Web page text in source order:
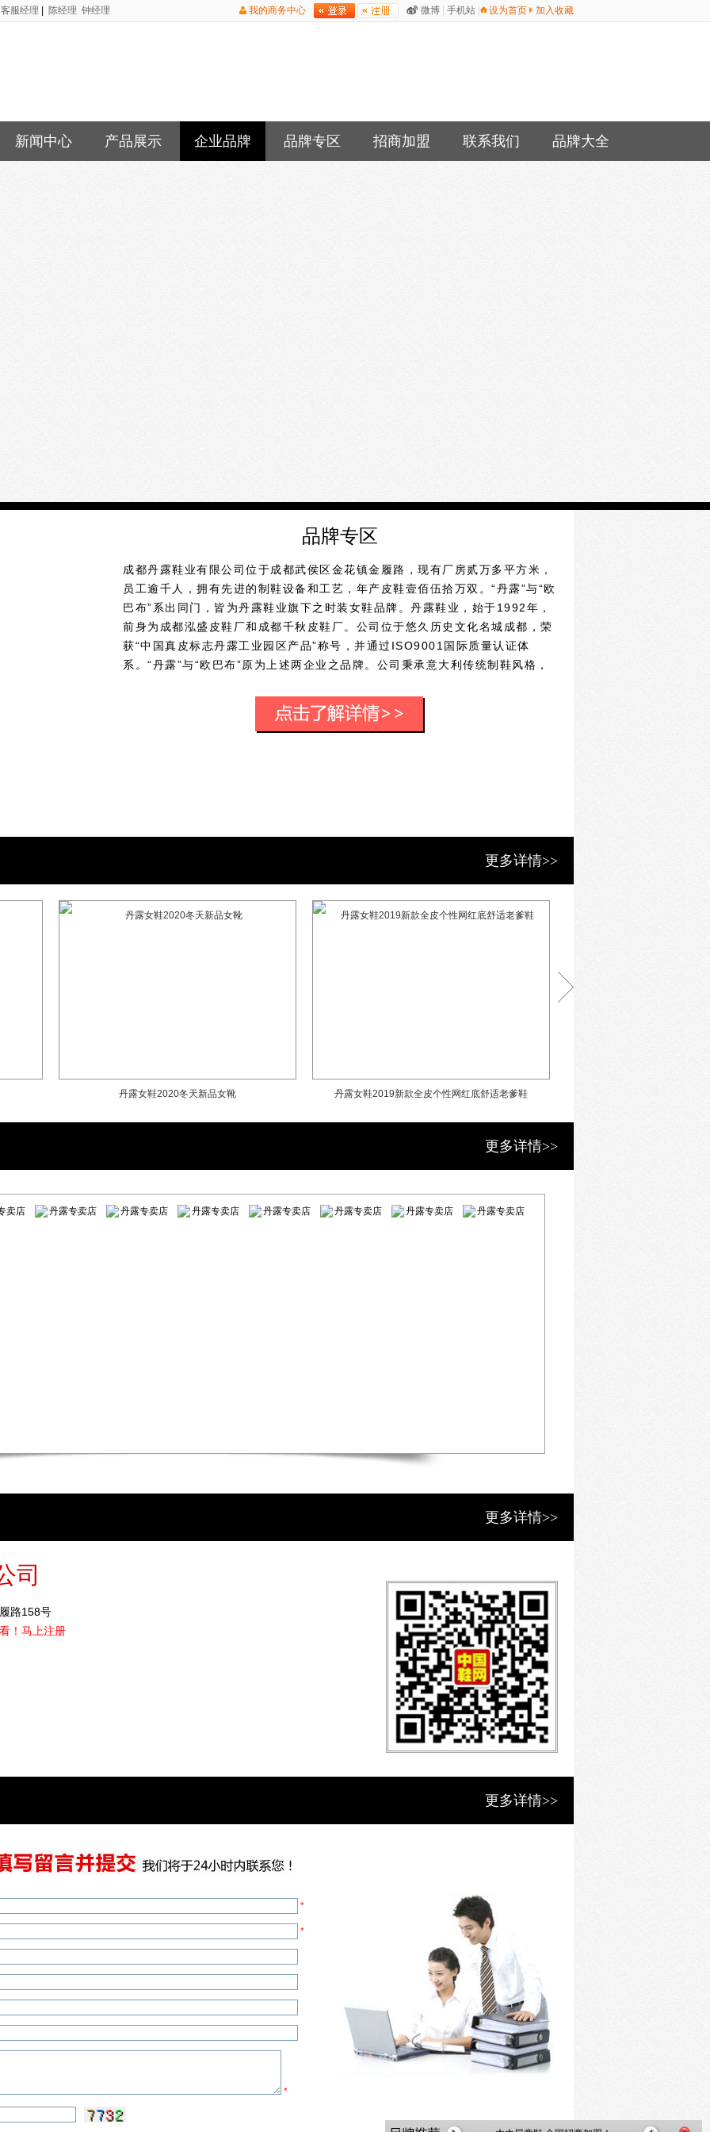
设为首页 加入收藏
手机站
微博
我的商务中心
服经理 陈经理 钟经理
新闻中心 产品展示 企业品牌 品牌专区 招商加盟 联系我们 品牌大全
品牌专区
成都丹露鞋业有限公司位于成都武侯区金花镇金履路，现有厂房贰万多平方米，
员工逾千人，拥有先进的制鞋设备和工艺，年产皮鞋壹佰伍拾万双。“丹露”与“欧
巴布”系出同门，皆为丹露鞋业旗下之时装女鞋品牌。丹露鞋业，始于1992年，
前身为成都泓盛皮鞋厂和成都千秋皮鞋厂。公司位于悠久历史文化名城成都，荣
获“中国真皮标志丹露工业园区产品”称号，并通过ISO9001国际质量认证体
系。“丹露”与“欧巴布”原为上述两企业之品牌。公司秉承意大利传统制鞋风格，
并以其一流的团队，严谨务实的管理，超前的品牌经营理念，全面创造鞋业时尚
精品。目前，产品不仅销售全国30多个省市自治区；而且远销俄罗斯、欧美等发
更多详情>>
丹露女鞋2020冬天新品女靴 丹露女鞋2019新款全皮个性网红底舒适老爹鞋
更多详情>>
更多详情>>
司
路158号
！ 马上注册
更多详情>>
*
*
*